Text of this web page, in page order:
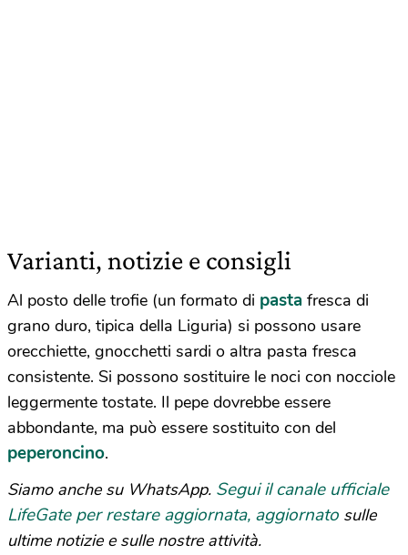
Varianti, notizie e consigli
Al posto delle trofie (un formato di pasta fresca di
grano duro, tipica della Liguria) si possono usare
orecchiette, gnocchetti sardi o altra pasta fresca
consistente. Si possono sostituire le noci con nocciole
leggermente tostate. Il pepe dovrebbe essere
abbondante, ma può essere sostituito con del
peperoncino.
Siamo anche su WhatsApp. Segui il canale ufficiale
LifeGate per restare aggiornata, aggiornato sulle
ultime notizie e sulle nostre attività.